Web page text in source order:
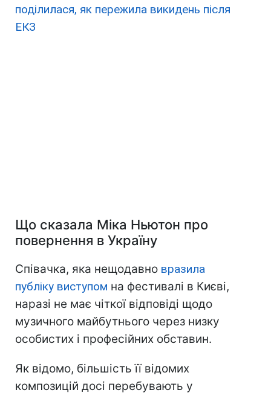
поділилася, як пережила викидень після
ЕКЗ
Що сказала Міка Ньютон про
повернення в Україну
Співачка, яка нещодавно вразила
публіку виступом на фестивалі в Києві,
наразі не має чіткої відповіді щодо
музичного майбутнього через низку
особистих і професійних обставин.
Як відомо, більшість її відомих
композицій досі перебувають у